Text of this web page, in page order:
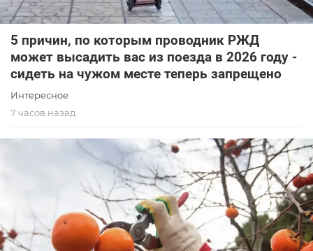
5 причин, по которым проводник РЖД
может высадить вас из поезда в 2026 году -
сидеть на чужом месте теперь запрещено
Интересное
7 часов назад